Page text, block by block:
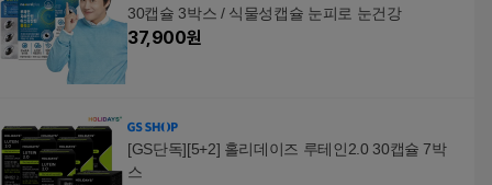
30캡슐 3박스 / 식물성캡슐 눈피로 눈건강
37,900원
[GS단독][5+2] 홀리데이즈 루테인2.0 30캡슐 7박
스